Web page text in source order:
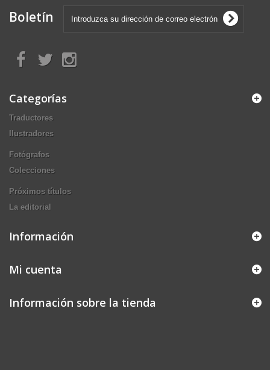
Boletín
Categorías
Traductores
Ilustradores
Fotógrafos
Colecciones
Próximos títulos
La editorial
Información
Mi cuenta
Información sobre la tienda